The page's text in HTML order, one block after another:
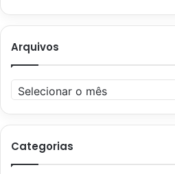
Arquivos
Arquivos
Categorias